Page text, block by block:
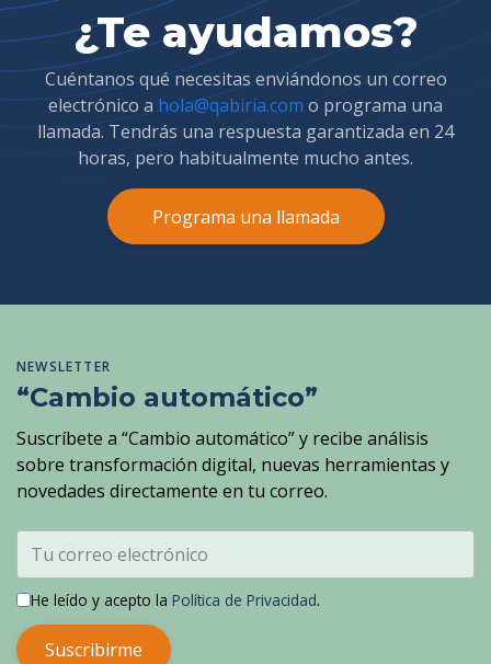
¿Te ayudamos?
Cuéntanos qué necesitas enviándonos un correo
electrónico a hola@qabiria.com o programa una
llamada. Tendrás una respuesta garantizada en 24
horas, pero habitualmente mucho antes.
Programa una llamada
NEWSLETTER
“Cambio automático”
Suscríbete a “Cambio automático” y recibe análisis
sobre transformación digital, nuevas herramientas y
novedades directamente en tu correo.
He leído y acepto la Política de Privacidad.
Suscribirme